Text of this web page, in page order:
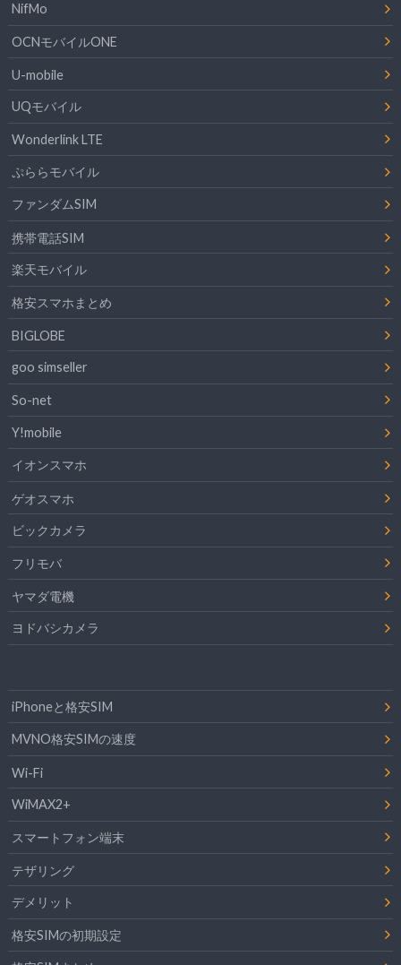
NifMo
OCNモバイルONE
U-mobile
UQモバイル
Wonderlink LTE
ぷららモバイル
ファンダムSIM
携帯電話SIM
楽天モバイル
格安スマホまとめ
BIGLOBE
goo simseller
So-net
Y!mobile
イオンスマホ
ゲオスマホ
ビックカメラ
フリモバ
ヤマダ電機
ヨドバシカメラ
iPhoneと格安SIM
MVNO格安SIMの速度
Wi-Fi
WiMAX2+
スマートフォン端末
テザリング
デメリット
格安SIMの初期設定